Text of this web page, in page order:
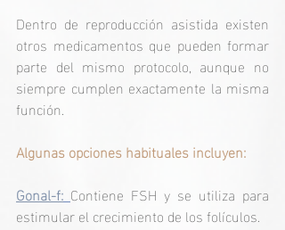
Dentro de reproducción asistida existen
otros medicamentos que pueden formar
parte del mismo protocolo, aunque no
siempre cumplen exactamente la misma
función.
Algunas opciones habituales incluyen:
Gonal-f: Contiene FSH y se utiliza para
estimular el crecimiento de los folículos.